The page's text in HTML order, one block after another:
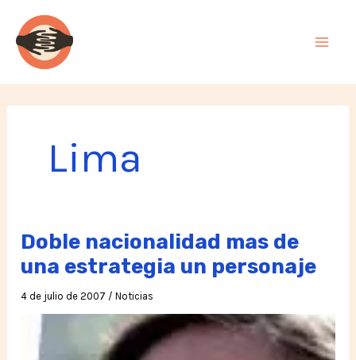
contenido
Lima
Doble nacionalidad mas de
una estrategia un personaje
4 de julio de 2007 /Noticias